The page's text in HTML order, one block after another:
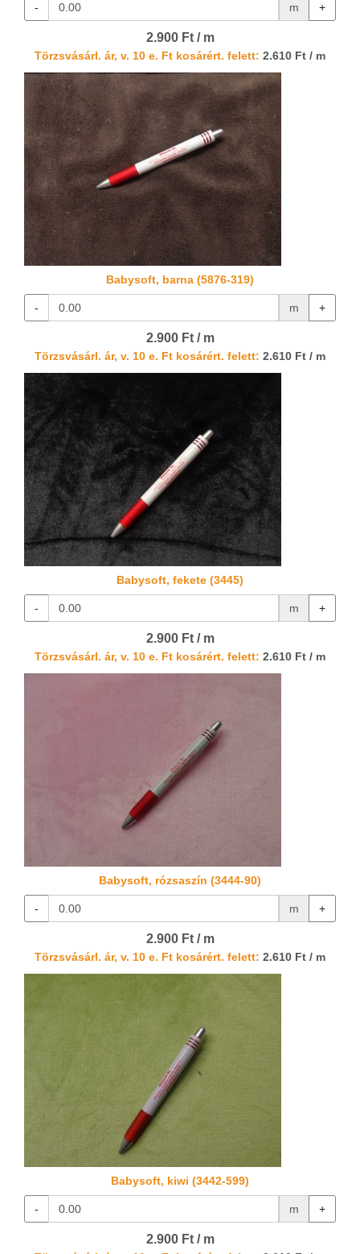
- m +
2.900 Ft / m
Törzsvásárl. ár, v. 10 e. Ft kosárért. felett: 2.610 Ft / m
Babysoft, barna (5876-319)
- m +
2.900 Ft / m
Törzsvásárl. ár, v. 10 e. Ft kosárért. felett: 2.610 Ft / m
Babysoft, fekete (3445)
- m +
2.900 Ft / m
Törzsvásárl. ár, v. 10 e. Ft kosárért. felett: 2.610 Ft / m
Babysoft, rózsaszín (3444-90)
- m +
2.900 Ft / m
Törzsvásárl. ár, v. 10 e. Ft kosárért. felett: 2.610 Ft / m
Babysoft, kiwi (3442-599)
- m +
2.900 Ft / m